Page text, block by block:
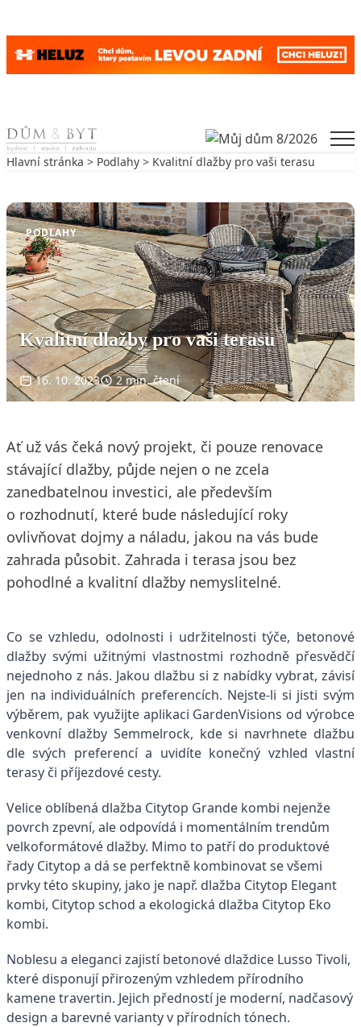
Skip to content
Hlavní stránka > Podlahy > Kvalitní dlažby pro vaši terasu
PODLAHY
Kvalitní dlažby pro vaši terasu
16. 10. 2023 2 min. čtení
Ať už vás čeká nový projekt, či pouze renovace
stávající dlažby, půjde nejen o ne zcela
zanedbatelnou investici, ale především
o rozhodnutí, které bude následující roky
ovlivňovat dojmy a náladu, jakou na vás bude
zahrada působit. Zahrada i terasa jsou bez
pohodlné a kvalitní dlažby nemyslitelné.
Co se vzhledu, odolnosti i udržitelnosti týče, betonové
dlažby svými užitnými vlastnostmi rozhodně přesvědčí
nejednoho z nás. Jakou dlažbu si z nabídky vybrat, závisí
jen na individuálních preferencích. Nejste-li si jisti svým
výběrem, pak využijte aplikaci GardenVisions od výrobce
venkovní dlažby Semmelrock, kde si navrhnete dlažbu
dle svých preferencí a uvidíte konečný vzhled vlastní
terasy či příjezdové cesty.
Velice oblíbená dlažba Citytop Grande kombi nejenže
povrch zpevní, ale odpovídá i momentálním trendům
velkoformátové dlažby. Mimo to patří do produktové
řady Citytop a dá se perfektně kombinovat se všemi
prvky této skupiny, jako je např. dlažba Citytop Elegant
kombi, Citytop schod a ekologická dlažba Citytop Eko
kombi.
Noblesu a eleganci zajistí betonové dlaždice Lusso Tivoli,
které disponují přirozeným vzhledem přírodního
kamene travertin. Jejich předností je moderní, nadčasový
design a barevné varianty v přírodních tónech.